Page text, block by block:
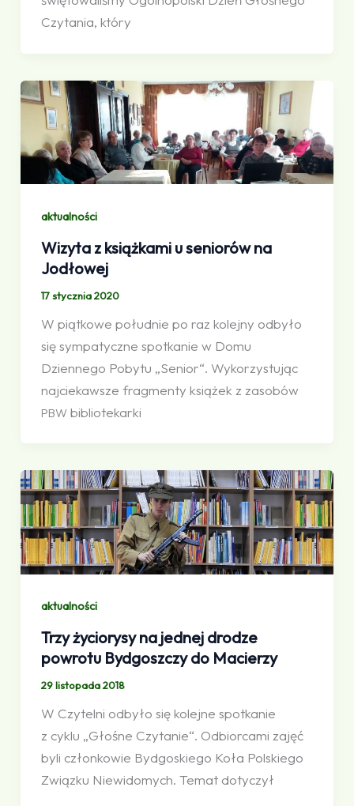
Czytania, który
aktualności
Wizyta z książkami u seniorów na
Jodłowej
17 stycznia 2020
W piątkowe południe po raz kolejny odbyło
się sympatyczne spotkanie w Domu
Dziennego Pobytu „Senior“. Wykorzystując
najciekawsze fragmenty książek z zasobów
PBWbibliotekarki
aktualności
Trzy życiorysy na jednej drodze
powrotu Bydgoszczy do Macierzy
29 listopada 2018
W Czytelni odbyło się kolejne spotkanie
z cyklu „Głośne Czytanie“. Odbiorcami zajęć
byli członkowie Bydgoskiego Koła Polskiego
Związku Niewidomych. Temat dotyczył